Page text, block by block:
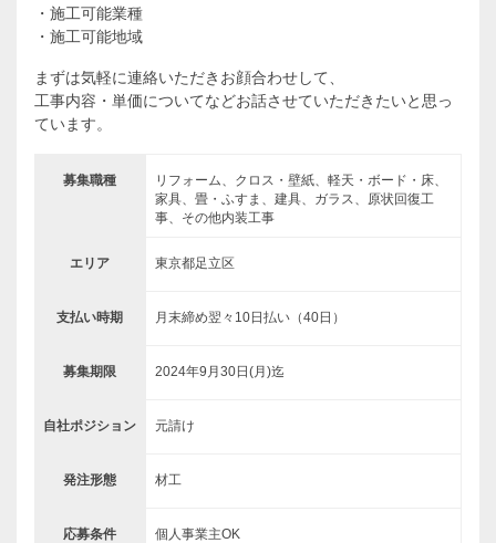
・施工可能業種
・施工可能地域
まずは気軽に連絡いただきお顔合わせして、
工事内容・単価についてなどお話させていただきたいと思っ
ています。
募集職種
リフォーム、クロス・壁紙、軽天・ボード・床、
家具、畳・ふすま、建具、ガラス、原状回復工
事、その他内装工事
エリア 東京都足立区
支払い時期 月末締め翌々10日払い（40日）
募集期限 2024年9月30日(月)迄
自社ポジション 元請け
発注形態 材工
応募条件 個人事業主OK